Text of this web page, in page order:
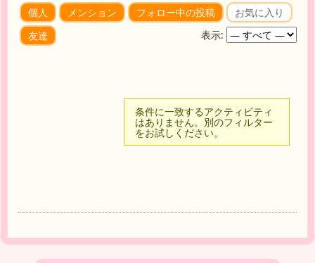
個人 メンション フォロー中の投稿
お気に入り
友達
表示:
条件に一致するアクティビティ
はありません。別のフィルター
をお試しください。